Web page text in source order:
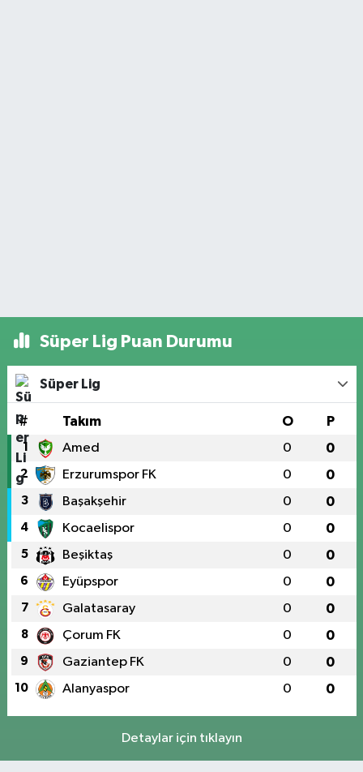
Süper Lig Puan Durumu
Süper Lig
# Takım O P
1 Amed 0 0
2 Erzurumspor FK 0 0
3 Başakşehir 0 0
4 Kocaelispor 0 0
5 Beşiktaş 0 0
6 Eyüpspor 0 0
7 Galatasaray 0 0
8 Çorum FK 0 0
9 Gaziantep FK 0 0
10 Alanyaspor 0 0
Detaylar için tıklayın